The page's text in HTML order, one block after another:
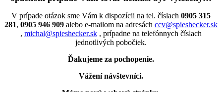
V prípade otázok sme Vám k dispozícii na tel. číslach 0905 315
281, 0905 946 909 alebo e-mailom na adresách ccv@spieshecker.sk
, michal@spieshecker.sk , prípadne na telefónnych číslach
jednotlivých pobočiek.
Ďakujeme za pochopenie.
Vážení návštevníci.